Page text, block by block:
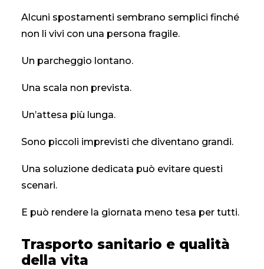
Alcuni spostamenti sembrano semplici finché
non li vivi con una persona fragile.
Un parcheggio lontano.
Una scala non prevista.
Un’attesa più lunga.
Sono piccoli imprevisti che diventano grandi.
Una soluzione dedicata può evitare questi
scenari.
E può rendere la giornata meno tesa per tutti.
Trasporto sanitario e qualità
della vita